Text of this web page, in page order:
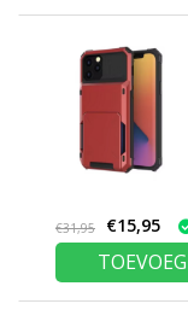
€31,95 €15,95